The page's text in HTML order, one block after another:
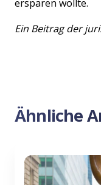
ersparen wollte.
Ein Beitrag der
Ähnliche